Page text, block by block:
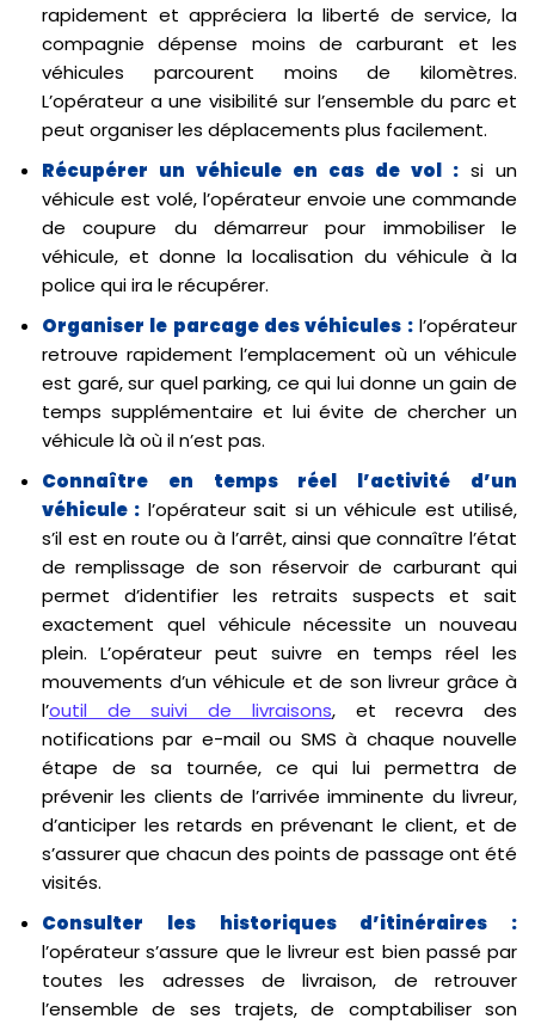
rapidement et appréciera la liberté de service, la
compagnie dépense moins de carburant et les
véhicules parcourent moins de kilomètres.
L’opérateur a une visibilité sur l’ensemble du parc et
peut organiser les déplacements plus facilement.
Récupérer un véhicule en cas de vol : si un
véhicule est volé, l’opérateur envoie une commande
de coupure du démarreur pour immobiliser le
véhicule, et donne la localisation du véhicule à la
police qui ira le récupérer.
Organiser le parcage des véhicules :l’opérateur
retrouve rapidement l’emplacement où un véhicule
est garé, sur quel parking, ce qui lui donne un gain de
temps supplémentaire et lui évite de chercher un
véhicule là où il n’est pas.
Connaître en temps réel l’activité d’un
véhicule : l’opérateur sait si un véhicule est utilisé,
s’il est en route ou à l’arrêt, ainsi que connaître l’état
de remplissage de son réservoir de carburant qui
permet d’identifier les retraits suspects et sait
exactement quel véhicule nécessite un nouveau
plein. L’opérateur peut suivre en temps réel les
mouvements d’un véhicule et de son livreur grâce à
l’outil de suivi de livraisons, et recevra des
notifications par e-mail ou SMS à chaque nouvelle
étape de sa tournée, ce qui lui permettra de
prévenir les clients de l’arrivée imminente du livreur,
d’anticiper les retards en prévenant le client, et de
s’assurer que chacun des points de passage ont été
visités.
Consulter les historiques d’itinéraires :
l’opérateur s’assure que le livreur est bien passé par
toutes les adresses de livraison, de retrouver
l’ensemble de ses trajets, de comptabiliser son